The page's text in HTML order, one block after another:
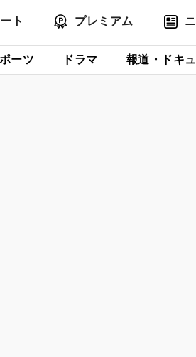
ト プレミアム
ーツ ドラマ 報道・ドキ